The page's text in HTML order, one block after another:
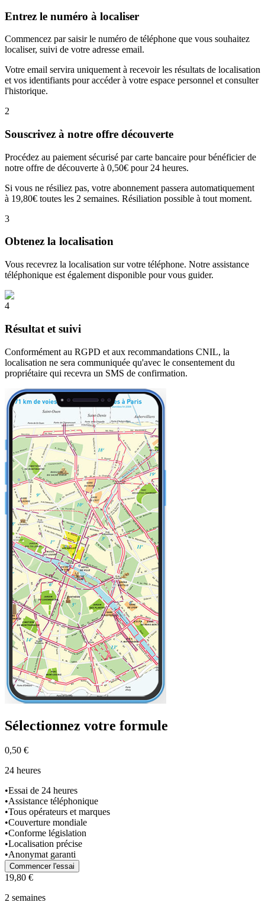
Entrez le numéro à localiser
Commencez par saisir le numéro de téléphone que vous souhaitez
localiser, suivi de votre adresse email.
Votre email servira uniquement à recevoir les résultats de localisation
et vos identifiants pour accéder à votre espace personnel et consulter
l'historique.
2
Souscrivez à notre offre découverte
Procédez au paiement sécurisé par carte bancaire pour bénéficier de
notre offre de découverte à 0,50€ pour 24 heures.
Si vous ne résiliez pas, votre abonnement passera automatiquement
à 19,80€ toutes les 2 semaines. Résiliation possible à tout moment.
3
Obtenez la localisation
Vous recevrez la localisation sur votre téléphone. Notre assistance
téléphonique est également disponible pour vous guider.
4
Résultat et suivi
Conformément au RGPD et aux recommandations CNIL, la
localisation ne sera communiquée qu'avec le consentement du
propriétaire qui recevra un SMS de confirmation.
Sélectionnez votre formule
0,50 €
24 heures
•Essai de 24 heures
•Assistance téléphonique
•Tous opérateurs et marques
•Couverture mondiale
•Conforme législation
•Localisation précise
•Anonymat garanti
Commencer l'essai
19,80 €
2 semaines